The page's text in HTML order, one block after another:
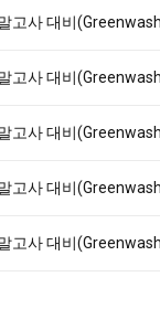
고사 대비
고사 대비
고사 대비
고사 대비
고사 대비